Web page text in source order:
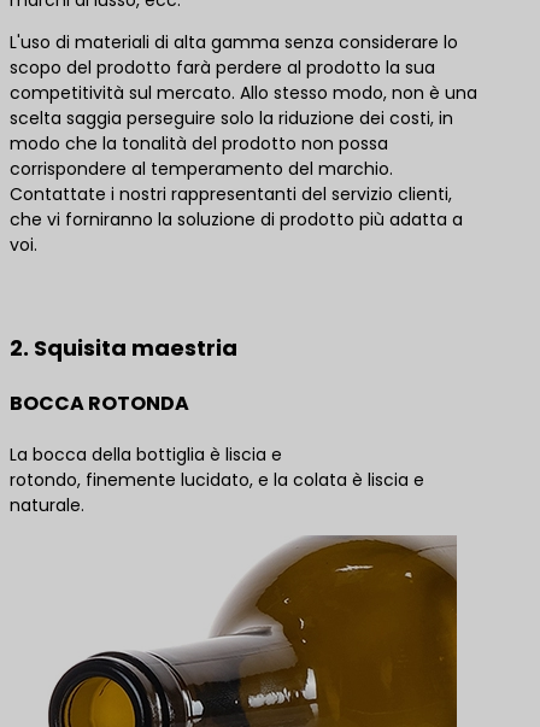
L'uso di materiali di alta gamma senza considerare lo
scopo del prodotto farà perdere al prodotto la sua
competitività sul mercato. Allo stesso modo, non è una
scelta saggia perseguire solo la riduzione dei costi, in
modo che la tonalità del prodotto non possa
corrispondere al temperamento del marchio.
Contattate i nostri rappresentanti del servizio clienti,
che vi forniranno la soluzione di prodotto più adatta a
voi.
2. Squisita maestria
BOCCA ROTONDA
La bocca della bottiglia è liscia e
rotondo, finemente lucidato, e la colata è liscia e
naturale.